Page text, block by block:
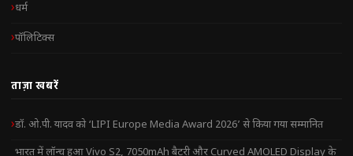
धर्म
पॉलिटिक्स
ताज़ा खबरें
डॉ. ओ.पी. यादव को ‘LIPI Europe Media Award 2026’ से किया गया सम्मानित
भारत में लॉन्च हुआ Vivo S2, 7050mAh बैटरी और Curved AMOLED Display के